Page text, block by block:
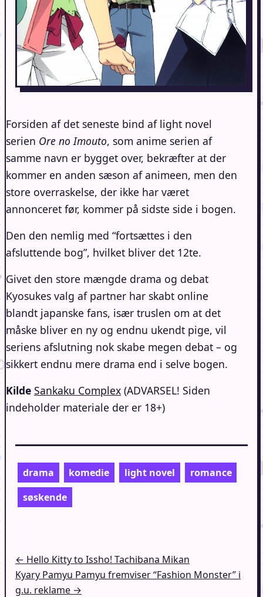
Forsiden af det seneste bind af light novel
serien Ore no Imouto, som anime serien af
samme navn er bygget over, bekræfter at der
kommer en anden sæson af animeen, men den
store overraskelse, der ikke har været
annonceret før, kommer på sidste side i bogen.
Den den nemlig med “fortsættes i den
afsluttende bog”, hvilket bliver det 12te.
Givet den store mængde drama og debat
Kyosukes valg af partner har skabt online
blandt japanske fans, især truslen om at det
måske bliver en ny og endnu ukendt pige, vil
seriens afslutning nok skabe megen debat – og
sikkert endnu mere drama end i selve bogen.
Kilde Sankaku Complex (ADVARSEL! Siden
indeholder materiale der er 18+)
drama komedie light novel
romance
søskende
Indlægsnavigation
← Hello Kitty to Issho! Tachibana Mikan
Kyary Pamyu Pamyu fremviser “Fashion Monster” i
g.u. reklame →